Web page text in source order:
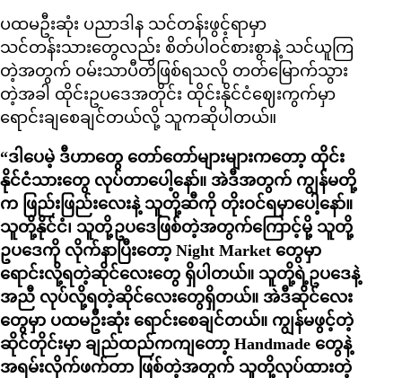
ပထမဦးဆုံး ပညာဒါန သင်တန်းဖွင့်ရာမှာ
သင်တန်းသားတွေလည်း စိတ်ပါဝင်စားစွာနဲ့ သင်ယူကြ
တဲ့အတွက် ဝမ်းသာပီတိဖြစ်ရသလို တတ်မြောက်သွား
တဲ့အခါ ထိုင်းဥပဒေအတိုင်း ထိုင်းနိုင်ငံဈေးကွက်မှာ
ရောင်းချစေချင်တယ်လို့ သူကဆိုပါတယ်။
“ဒါပေမဲ့ ဒီဟာတွေ တော်တော်များများကတော့ ထိုင်း
နိုင်ငံသားတွေ လုပ်တာပေါ့နော်။ အဲဒီအတွက် ကျွန်မတို့
က ဖြည်းဖြည်းလေးနဲ့ သူတို့ဆီကို တိုးဝင်ရမှာပေါ့နော်။
သူတို့နိုင်ငံ၊ သူတို့ဥပဒေဖြစ်တဲ့အတွက်ကြောင့်မို့ သူတို့
ဥပဒေကို လိုက်နာပြီးတော့ Night Market တွေမှာ
ရောင်းလို့ရတဲ့ဆိုင်လေးတွေ ရှိပါတယ်။ သူတို့ရဲ့ဥပဒေနဲ့
အညီ လုပ်လို့ရတဲ့ဆိုင်လေးတွေရှိတယ်။ အဲဒီဆိုင်လေး
တွေမှာ ပထမဦးဆုံး ရောင်းစေချင်တယ်။ ကျွန်မဖွင့်တဲ့
ဆိုင်တိုင်းမှာ ချည်ထည်ကကျတော့ Handmade တွေနဲ့
အရမ်းလိုက်ဖက်တာ ဖြစ်တဲ့အတွက် သူတို့လုပ်ထားတဲ့